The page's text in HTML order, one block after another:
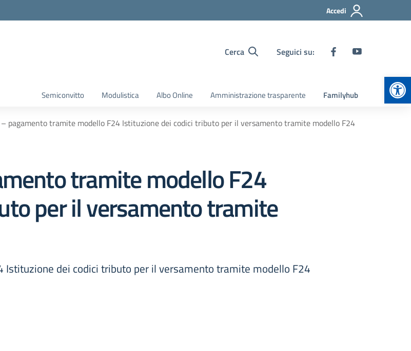
Accedi
Cerca Seguici su:
Semiconvitto Modulistica Albo Online Amministrazione trasparente Familyhub
– pagamento tramite modello F24 Istituzione dei codici tributo per il versamento tramite modello F24
tramite modello F24
per il versamento tramite
dei codici tributo per il versamento tramite modello F24